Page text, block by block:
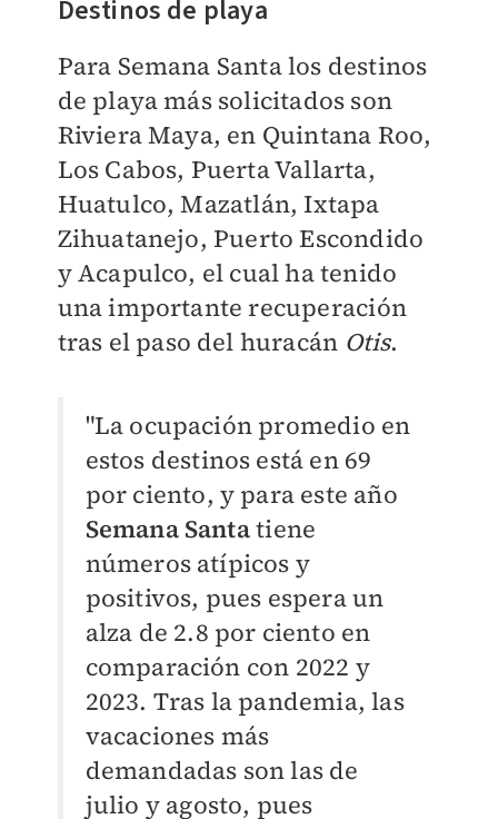
Destinos de playa
Para Semana Santa los destinos
de playa más solicitados son
Riviera Maya, en Quintana Roo,
Los Cabos, Puerta Vallarta,
Huatulco, Mazatlán, Ixtapa
Zihuatanejo, Puerto Escondido
y Acapulco, el cual ha tenido
una importante recuperación
tras el paso del huracán Otis.
"La ocupación promedio en
estos destinos está en 69
por ciento, y para este año
Semana Santatiene
números atípicos y
positivos, pues espera un
alza de 2.8 por ciento en
comparación con 2022 y
2023. Tras la pandemia, las
vacaciones más
demandadas son las de
julio y agosto, pues